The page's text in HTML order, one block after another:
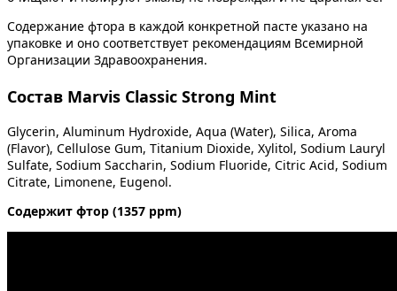
Содержание фтора в каждой конкретной пасте указано на
упаковке и оно соответствует рекомендациям Всемирной
Организации Здравоохранения.
Состав Marvis Classic Strong Mint
Glycerin, Aluminum Hydroxide, Aqua (Water), Silica, Aroma
(Flavor), Cellulose Gum, Titanium Dioxide, Xylitol, Sodium Lauryl
Sulfate, Sodium Saccharin, Sodium Fluoride, Citric Acid, Sodium
Citrate, Limonene, Eugenol.
Содержит фтор (1357 ppm)